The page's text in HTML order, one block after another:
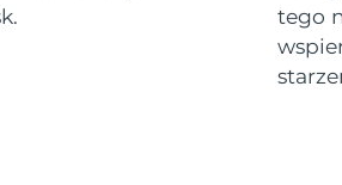
tego
Oczekiwany czas dostawy
8/11/26